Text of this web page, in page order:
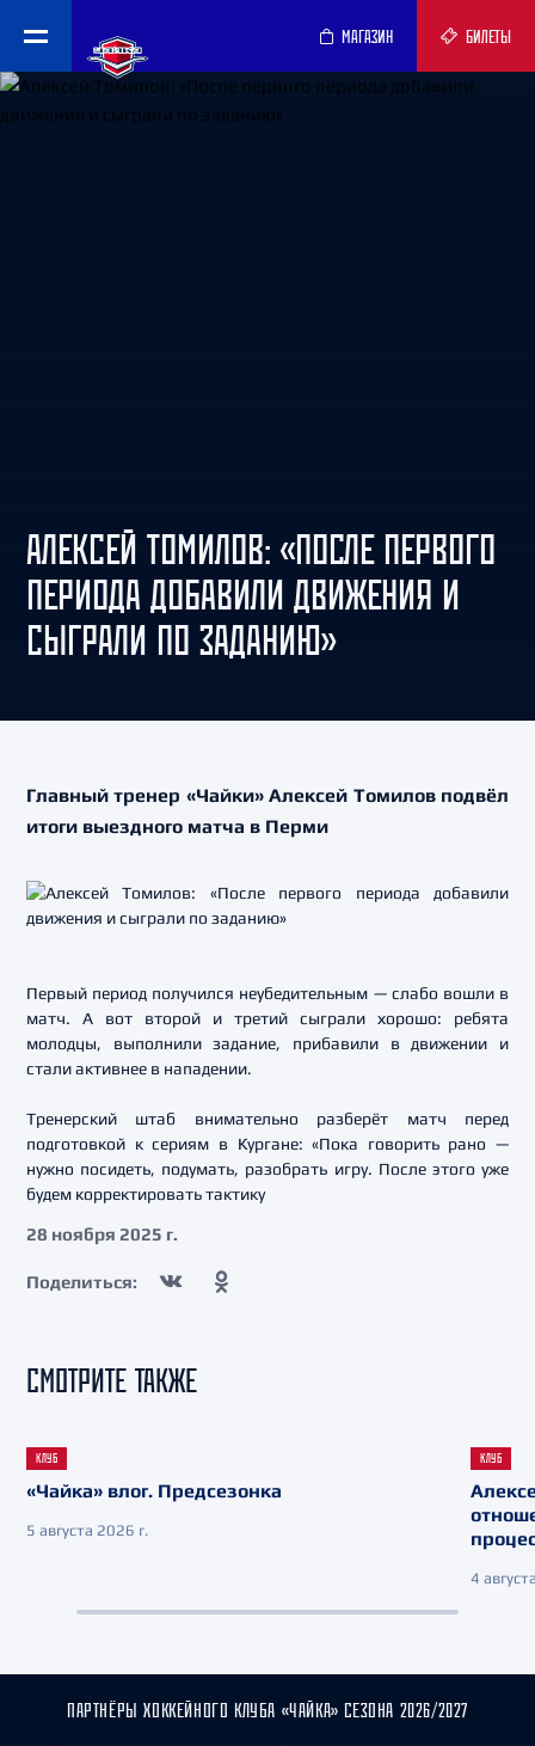
МАГАЗИН БИЛЕТЫ
АЛЕКСЕЙ ТОМИЛОВ: «ПОСЛЕ ПЕРВОГО
ПЕРИОДА ДОБАВИЛИ ДВИЖЕНИЯ И
СЫГРАЛИ ПО ЗАДАНИЮ»
Главный тренер «Чайки» Алексей Томилов подвёл
итоги выездного матча в Перми
Первый период получился неубедительным — слабо вошли в
матч. А вот второй и третий сыграли хорошо: ребята
молодцы, выполнили задание, прибавили в движении и
стали активнее в нападении.
Тренерский штаб внимательно разберёт матч перед
подготовкой к сериям в Кургане: «Пока говорить рано —
нужно посидеть, подумать, разобрать игру. После этого уже
будем корректировать тактику
28 ноября 2025 г.
Поделиться:
СМОТРИТЕ ТАКЖЕ
КЛУБ
«Чайка» влог. Предсезонка
5 августа 2026 г.
КЛУБ
4
ПАРТНЁРЫ ХОККЕЙНОГО КЛУБА «ЧАЙКА» СЕЗОНА 2026/2027